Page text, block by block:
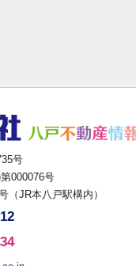
号
000076号
（JR本八戸駅構内）